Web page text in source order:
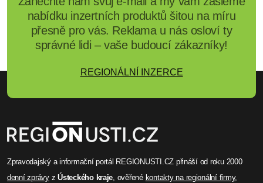
nabídku inzertních produktů šitou na míru
přesně pro vás. Reklama u nás osloví ty
správné lidi – vaše budoucí zákazníky!
REGIONÁLNÍ INZERCE
Zpravodajský a informační portál REGIONUSTI.CZ přináší od roku 2000
denní zprávyzÚsteckého kraje, ověřené kontakty na regionální firmy,